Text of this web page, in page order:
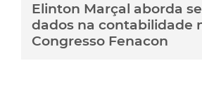
Elinton Marçal aborda
dados na contabilidade
Congresso Fenacon